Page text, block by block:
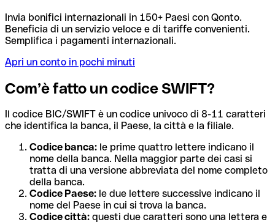
Invia bonifici internazionali in 150+ Paesi con Qonto.
Beneficia di un servizio veloce e di tariffe convenienti.
Semplifica i pagamenti internazionali.
Apri un conto in pochi minuti
Com’è fatto un codice SWIFT?
Il codice BIC/SWIFT è un codice univoco di 8-11 caratteri
che identifica la banca, il Paese, la città e la filiale.
Codice banca: le prime quattro lettere indicano il
nome della banca. Nella maggior parte dei casi si
tratta di una versione abbreviata del nome completo
della banca.
Codice Paese: le due lettere successive indicano il
nome del Paese in cui si trova la banca.
Codice città: questi due caratteri sono una lettera e